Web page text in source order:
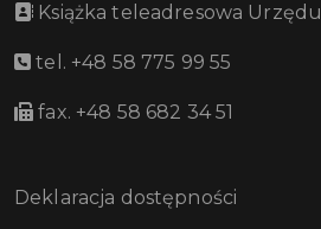
Książka teleadresowa Urzędu
tel. +48 58 775 99 55
fax. +48 58 682 34 51
Deklaracja dostępności